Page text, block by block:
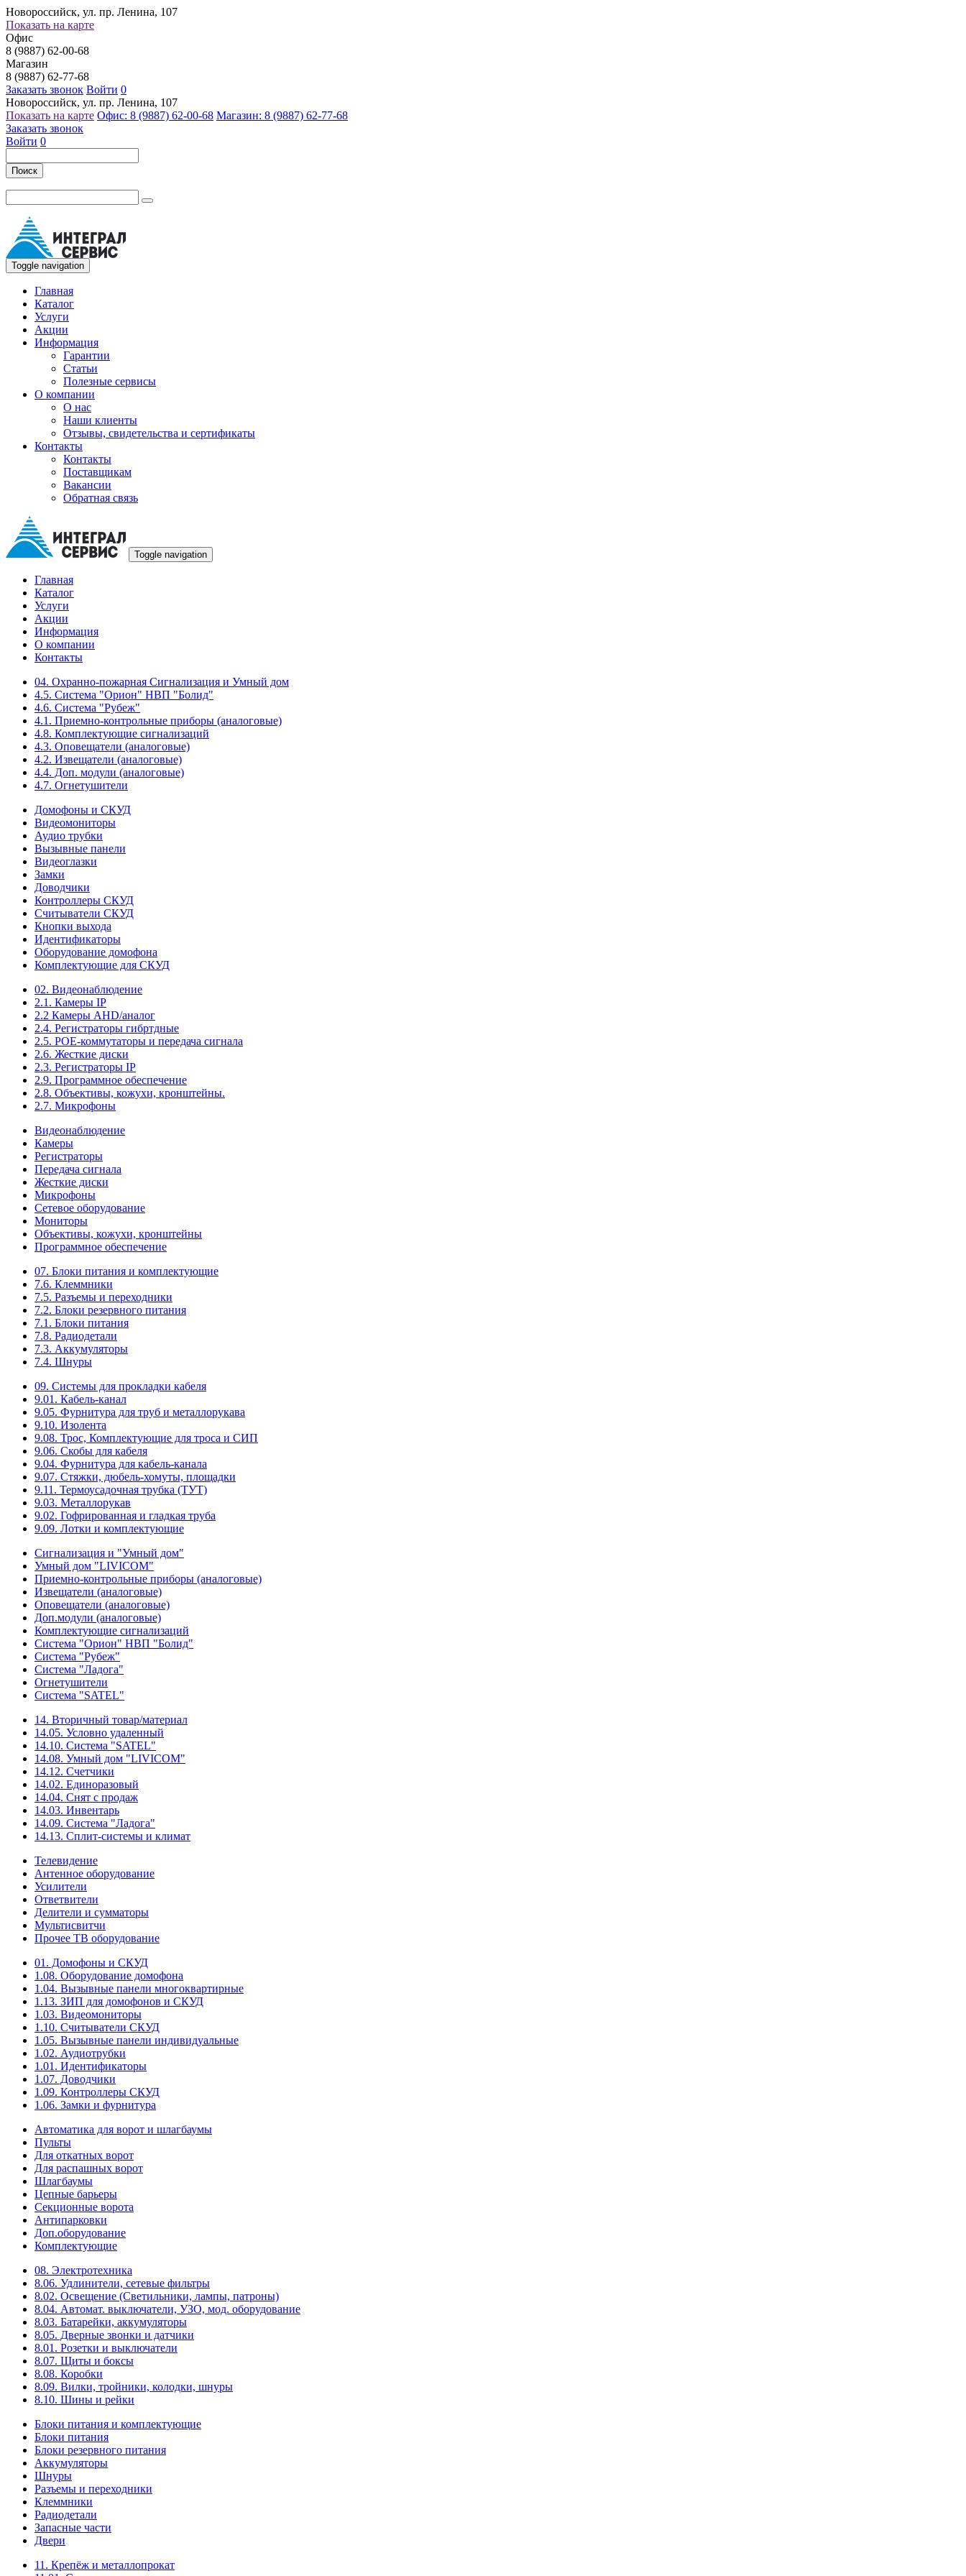
Новороссийск, ул. пр. Ленина, 107
Показать на карте
Офис
8 (9887) 62-00-68
Магазин
8 (9887) 62-77-68
Заказать звонок Войти 0
Новороссийск, ул. пр. Ленина, 107
Показать на карте Офис: 8 (9887) 62-00-68 Магазин: 8 (9887) 62-77-68
Заказать звонок
Войти 0
Поиск
Toggle navigation
Главная
Каталог
Услуги
Акции
Информация
Гарантии
Статьи
Полезные сервисы
О компании
О нас
Наши клиенты
Отзывы, свидетельства и сертификаты
Контакты
Контакты
Поставщикам
Вакансии
Обратная связь
Toggle navigation
Главная
Каталог
Услуги
Акции
Информация
О компании
Контакты
04. Охранно-пожарная Сигнализация и Умный дом
4.5. Система "Орион" НВП "Болид"
4.6. Система "Рубеж"
4.1. Приемно-контрольные приборы (аналоговые)
4.8. Комплектующие сигнализаций
4.3. Оповещатели (аналоговые)
4.2. Извещатели (аналоговые)
4.4. Доп. модули (аналоговые)
4.7. Огнетушители
Домофоны и СКУД
Видеомониторы
Аудио трубки
Вызывные панели
Видеоглазки
Замки
Доводчики
Контроллеры СКУД
Считыватели СКУД
Кнопки выхода
Идентификаторы
Оборудование домофона
Комплектующие для СКУД
02. Видеонаблюдение
2.1. Камеры IP
2.2 Камеры AHD/аналог
2.4. Регистраторы гибртдные
2.5. РОЕ-коммутаторы и передача сигнала
2.6. Жесткие диски
2.3. Регистраторы IP
2.9. Программное обеспечение
2.8. Объективы, кожухи, кронштейны.
2.7. Микрофоны
Видеонаблюдение
Камеры
Регистраторы
Передача сигнала
Жесткие диски
Микрофоны
Сетевое оборудование
Мониторы
Объективы, кожухи, кронштейны
Программное обеспечение
07. Блоки питания и комплектующие
7.6. Клеммники
7.5. Разъемы и переходники
7.2. Блоки резервного питания
7.1. Блоки питания
7.8. Радиодетали
7.3. Аккумуляторы
7.4. Шнуры
09. Системы для прокладки кабеля
9.01. Кабель-канал
9.05. Фурнитура для труб и металлорукава
9.10. Изолента
9.08. Трос, Комплектующие для троса и СИП
9.06. Скобы для кабеля
9.04. Фурнитура для кабель-канала
9.07. Стяжки, дюбель-хомуты, площадки
9.11. Термоусадочная трубка (ТУТ)
9.03. Металлорукав
9.02. Гофрированная и гладкая труба
9.09. Лотки и комплектующие
Сигнализация и "Умный дом"
Умный дом "LIVICOM"
Приемно-контрольные приборы (аналоговые)
Извещатели (аналоговые)
Оповещатели (аналоговые)
Доп.модули (аналоговые)
Комплектующие сигнализаций
Система "Орион" НВП "Болид"
Система "Рубеж"
Система "Ладога"
Огнетушители
Система "SATEL"
14. Вторичный товар/материал
14.05. Условно удаленный
14.10. Система "SATEL"
14.08. Умный дом "LIVICOM"
14.12. Счетчики
14.02. Единоразовый
14.04. Снят с продаж
14.03. Инвентарь
14.09. Система "Ладога"
14.13. Сплит-системы и климат
Телевидение
Антенное оборудование
Усилители
Ответвители
Делители и сумматоры
Мультисвитчи
Прочее ТВ оборудование
01. Домофоны и СКУД
1.08. Оборудование домофона
1.04. Вызывные панели многоквартирные
1.13. ЗИП для домофонов и СКУД
1.03. Видеомониторы
1.10. Считыватели СКУД
1.05. Вызывные панели индивидуальные
1.02. Аудиотрубки
1.01. Идентификаторы
1.07. Доводчики
1.09. Контроллеры СКУД
1.06. Замки и фурнитура
Автоматика для ворот и шлагбаумы
Пульты
Для откатных ворот
Для распашных ворот
Шлагбаумы
Цепные барьеры
Секционные ворота
Антипарковки
Доп.оборудование
Комплектующие
08. Электротехника
8.06. Удлинители, сетевые фильтры
8.02. Освещение (Светильники, лампы, патроны)
8.04. Автомат. выключатели, УЗО, мод. оборудование
8.03. Батарейки, аккумуляторы
8.05. Дверные звонки и датчики
8.01. Розетки и выключатели
8.07. Щиты и боксы
8.08. Коробки
8.09. Вилки, тройники, колодки, шнуры
8.10. Шины и рейки
Блоки питания и комплектующие
Блоки питания
Блоки резервного питания
Аккумуляторы
Шнуры
Разъемы и переходники
Клеммники
Радиодетали
Запасные части
Двери
11. Крепёж и металлопрокат